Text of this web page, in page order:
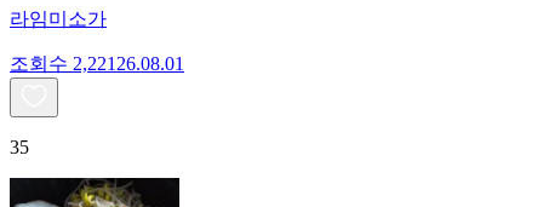
라임미소가
조회수 2,221 26.08.01
35